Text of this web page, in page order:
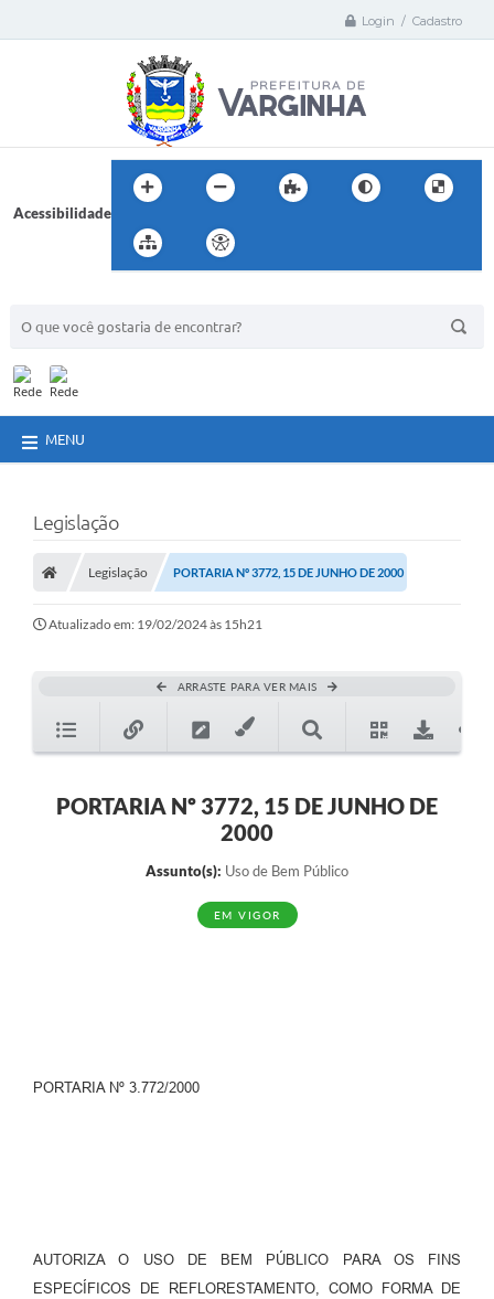
Login / Cadastro
Acessibilidade
MENU
Legislação
Legislação PORTARIA Nº 3772, 15 DE JUNHO DE 2000
Atualizado em: 19/02/2024 às 15h21
ARRASTE PARA VER MAIS
PORTARIA Nº 3772, 15 DE JUNHO DE
2000
Assunto(s): Uso de Bem Público
EM VIGOR
PORTARIA Nº 3.772/2000
AUTORIZA O USO DE BEM PÚBLICO PARA OS FINS
ESPECÍFICOS DE REFLORESTAMENTO, COMO FORMA DE